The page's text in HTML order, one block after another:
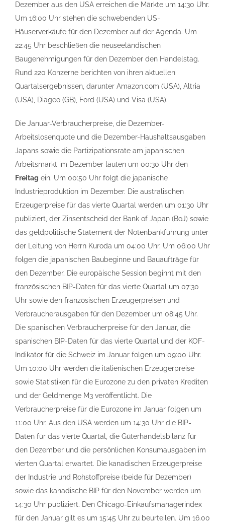
Dezember aus den USA erreichen die Märkte um 14:30 Uhr.
Um 16:00 Uhr stehen die schwebenden US-
Häuserverkäufe für den Dezember auf der Agenda. Um
22:45 Uhr beschließen die neuseeländischen
Baugenehmigungen für den Dezember den Handelstag.
Rund 220 Konzerne berichten von ihren aktuellen
Quartalsergebnissen, darunter Amazon.com (USA), Altria
(USA), Diageo (GB), Ford (USA) und Visa (USA).
Die Januar-Verbraucherpreise, die Dezember-
Arbeitslosenquote und die Dezember-Haushaltsausgaben
Japans sowie die Partizipationsrate am japanischen
Arbeitsmarkt im Dezember läuten um 00:30 Uhr den
Freitag ein. Um 00:50 Uhr folgt die japanische
Industrieproduktion im Dezember. Die australischen
Erzeugerpreise für das vierte Quartal werden um 01:30 Uhr
publiziert, der Zinsentscheid der Bank of Japan (BoJ) sowie
das geldpolitische Statement der Notenbankführung unter
der Leitung von Herrn Kuroda um 04:00 Uhr. Um 06:00 Uhr
folgen die japanischen Baubeginne und Bauaufträge für
den Dezember. Die europäische Session beginnt mit den
französischen BIP-Daten für das vierte Quartal um 07:30
Uhr sowie den französischen Erzeugerpreisen und
Verbraucherausgaben für den Dezember um 08:45 Uhr.
Die spanischen Verbraucherpreise für den Januar, die
spanischen BIP-Daten für das vierte Quartal und der KOF-
Indikator für die Schweiz im Januar folgen um 09:00 Uhr.
Um 10:00 Uhr werden die italienischen Erzeugerpreise
sowie Statistiken für die Eurozone zu den privaten Krediten
und der Geldmenge M3 veröffentlicht. Die
Verbraucherpreise für die Eurozone im Januar folgen um
11:00 Uhr. Aus den USA werden um 14:30 Uhr die BIP-
Daten für das vierte Quartal, die Güterhandelsbilanz für
den Dezember und die persönlichen Konsumausgaben im
vierten Quartal erwartet. Die kanadischen Erzeugerpreise
der Industrie und Rohstoffpreise (beide für Dezember)
sowie das kanadische BIP für den November werden um
14:30 Uhr publiziert. Den Chicago-Einkaufsmanagerindex
für den Januar gilt es um 15:45 Uhr zu beurteilen. Um 16.00